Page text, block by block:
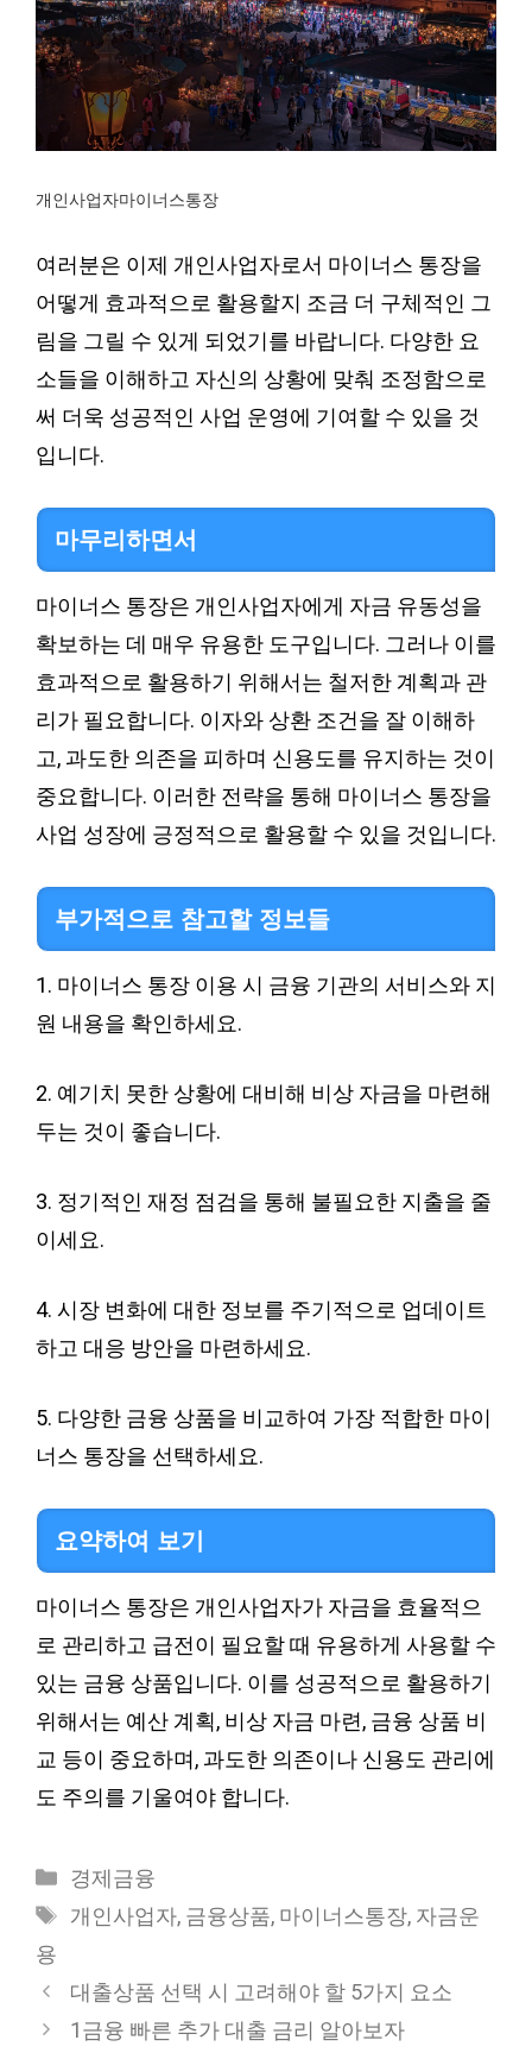
개인사업자마이너스통장
여러분은 이제 개인사업자로서 마이너스 통장을
어떻게 효과적으로 활용할지 조금 더 구체적인 그
림을 그릴 수 있게 되었기를 바랍니다. 다양한 요
소들을 이해하고 자신의 상황에 맞춰 조정함으로
써 더욱 성공적인 사업 운영에 기여할 수 있을 것
입니다.
마무리하면서
마이너스 통장은 개인사업자에게 자금 유동성을
확보하는 데 매우 유용한 도구입니다. 그러나 이를
효과적으로 활용하기 위해서는 철저한 계획과 관
리가 필요합니다. 이자와 상환 조건을 잘 이해하
고, 과도한 의존을 피하며 신용도를 유지하는 것이
중요합니다. 이러한 전략을 통해 마이너스 통장을
사업 성장에 긍정적으로 활용할 수 있을 것입니다.
부가적으로 참고할 정보들
1. 마이너스 통장 이용 시 금융 기관의 서비스와 지
원 내용을 확인하세요.
2. 예기치 못한 상황에 대비해 비상 자금을 마련해
두는 것이 좋습니다.
3. 정기적인 재정 점검을 통해 불필요한 지출을 줄
이세요.
4. 시장 변화에 대한 정보를 주기적으로 업데이트
하고 대응 방안을 마련하세요.
5. 다양한 금융 상품을 비교하여 가장 적합한 마이
너스 통장을 선택하세요.
요약하여 보기
마이너스 통장은 개인사업자가 자금을 효율적으
로 관리하고 급전이 필요할 때 유용하게 사용할 수
있는 금융 상품입니다. 이를 성공적으로 활용하기
위해서는 예산 계획, 비상 자금 마련, 금융 상품 비
교 등이 중요하며, 과도한 의존이나 신용도 관리에
도 주의를 기울여야 합니다.
Categories
경제금융
Tags
개인사업자, 금융상품, 마이너스통장, 자금운
용
대출상품 선택 시 고려해야 할 5가지 요소
1금융 빠른 추가 대출 금리 알아보자